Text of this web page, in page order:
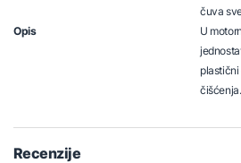
čuva
Opis
U
čišćenja.
Recenzije